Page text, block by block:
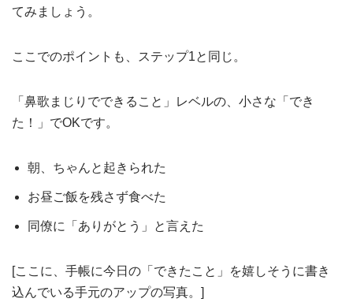
てみましょう。
ここでのポイントも、ステップ1と同じ。
「鼻歌まじりでできること」レベルの、小さな「でき
た！」でOKです。
朝、ちゃんと起きられた
お昼ご飯を残さず食べた
同僚に「ありがとう」と言えた
[ここに、手帳に今日の「できたこと」を嬉しそうに書き
込んでいる手元のアップの写真。]